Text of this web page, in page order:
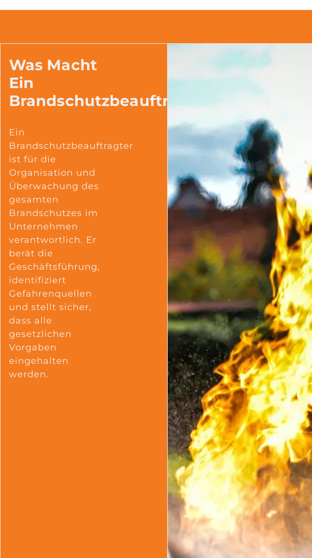
Was Macht
Ein
Brandschutzbeauftragter?
Ein
Brandschutzbeauftragter
ist für die
Organisation und
Überwachung des
gesamten
Brandschutzes im
Unternehmen
verantwortlich. Er
berät die
Geschäftsführung,
identifiziert
Gefahrenquellen
und stellt sicher,
dass alle
gesetzlichen
Vorgaben
eingehalten
werden.